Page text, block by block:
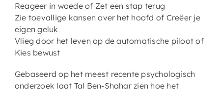
Reageer in woede of Zet een stap terug
Zie toevallige kansen over het hoofd of Creëer je
eigen geluk
Vlieg door het leven op de automatische piloot of
Kies bewust
Gebaseerd op het meest recente psychologisch
onderzoek laat Tal Ben-Shahar zien hoe het